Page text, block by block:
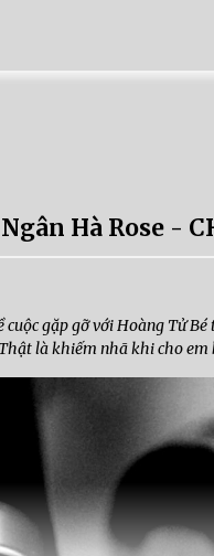
Hà Rose -
cuộc gặp gỡ với Hoàng Tử
là khiếm nhã khi cho